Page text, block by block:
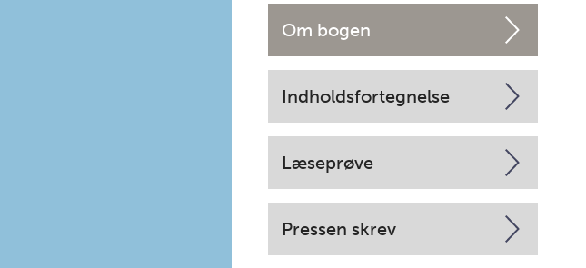
Om bogen
Indholdsfortegnelse
Læseprøve
Pressen skrev